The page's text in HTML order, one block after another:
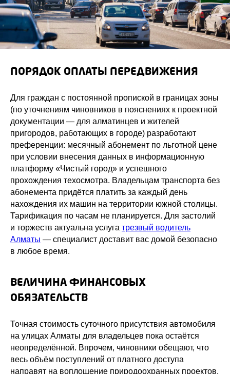
ПОРЯДОК ОПЛАТЫ ПЕРЕДВИЖЕНИЯ
Для граждан с постоянной пропиской в границах зоны
(по уточнениям чиновников в пояснениях к проектной
документации — для алматинцев и жителей
пригородов, работающих в городе) разработают
преференции: месячный абонемент по льготной цене
при условии внесения данных в информационную
платформу «Чистый город» и успешного
прохождения техосмотра. Владельцам транспорта без
абонемента придётся платить за каждый день
нахождения их машин на территории южной столицы.
Тарификация по часам не планируется. Для застолий
и торжеств актуальна услуга трезвый водитель
Алматы — специалист доставит вас домой безопасно
в любое время.
ВЕЛИЧИНА ФИНАНСОВЫХ
ОБЯЗАТЕЛЬСТВ
Точная стоимость суточного присутствия автомобиля
на улицах Алматы для владельцев пока остаётся
неопределённой. Впрочем, чиновники обещают, что
весь объём поступлений от платного доступа
направят на воплощение природоохранных проектов,